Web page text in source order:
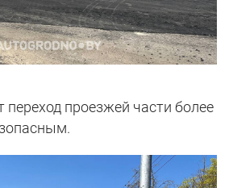
переход проезжей части более